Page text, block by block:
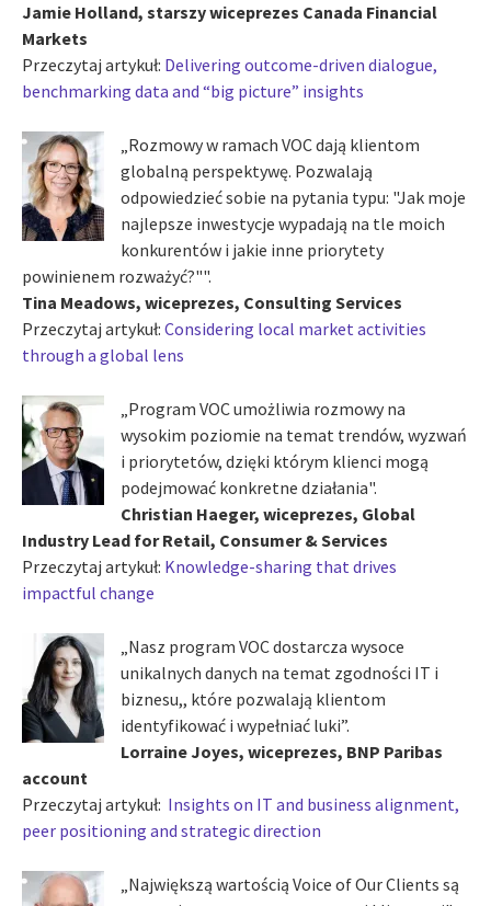
Jamie Holland, starszy wiceprezes Canada Financial
Markets
Przeczytaj artykuł: Delivering outcome-driven dialogue,
benchmarking data and “big picture” insights
„Rozmowy w ramach VOC dają klientom
globalną perspektywę. Pozwalają
odpowiedzieć sobie na pytania typu: "Jak moje
najlepsze inwestycje wypadają na tle moich
konkurentów i jakie inne priorytety
powinienem rozważyć?"".
Tina Meadows, wiceprezes, Consulting Services
Przeczytaj artykuł: Considering local market activities
through a global lens
„Program VOC umożliwia rozmowy na
wysokim poziomie na temat trendów, wyzwań
i priorytetów, dzięki którym klienci mogą
podejmować konkretne działania".
Christian Haeger, wiceprezes, Global
Industry Lead for Retail, Consumer & Services
Przeczytaj artykuł: Knowledge-sharing that drives
impactful change
„Nasz program VOC dostarcza wysoce
unikalnych danych na temat zgodności IT i
biznesu,, które pozwalają klientom
identyfikować i wypełniać luki”.
Lorraine Joyes, wiceprezes, BNP Paribas
account
Przeczytaj artykuł: Insights on IT and business alignment,
peer positioning and strategic direction
„Największą wartością Voice of Our Clients są